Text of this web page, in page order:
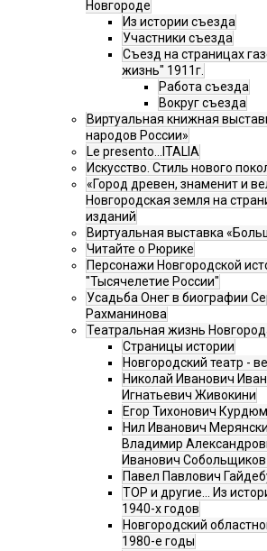
Новгороде
Из истории съезда
Участники съезда
Cъезд на страницах
жизнь" 1911г.
Работа съезда
Вокруг съезда
Виртуальная книжная
народов России»
Le presento...ITALIA
Искусство. Стиль нового
«Город древен, знаменит и
Новгородская земля на
изданий
Виртуальная выставка
Читайте о Рюрике
Персонажи Новгородской
"Тысячелетие России"
Усадьба Онег в биографии
Рахманинова
Театральная жизнь
Страницы истории
Новгородский театр -
Николай Иванович
Игнатьевич Живокини
Егор Тихонович
Нил Иванович
Владимир
Иванович
Павел Павлович
ТОР и другие… Из
1940-х годов
Новгородский
1980-е годы